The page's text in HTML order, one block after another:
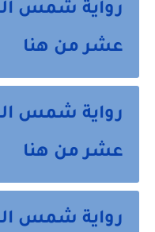
رواية شمس
عشر من هنا
رواية شمس
عشر من هنا
رواية شمس